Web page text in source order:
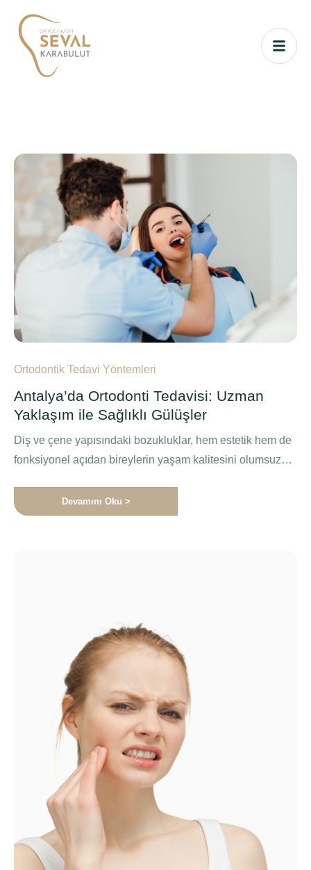
Ortodontik Tedavi Yöntemleri
Antalya’da Ortodonti Tedavisi: Uzman
Yaklaşım ile Sağlıklı Gülüşler
Diş ve çene yapısındaki bozukluklar, hem estetik hem de
fonksiyonel açıdan bireylerin yaşam kalitesini olumsuz
Devamını Oku >